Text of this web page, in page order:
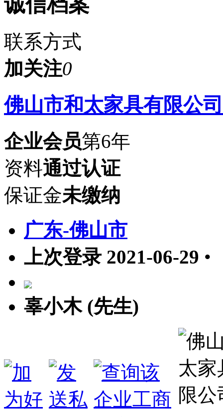
联系方式
加关注0
佛山市和太家具有限公司
企业会员第6年
资料通过认证
保证金未缴纳
广东-佛山市
上次登录 2021-06-29 •
辜小木 (先生)